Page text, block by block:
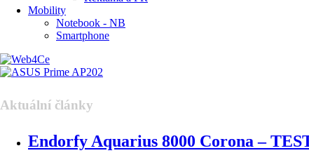
Mobility
Notebook - NB
Smartphone
Aktuální články
Endorfy Aquarius 8000 Corona –